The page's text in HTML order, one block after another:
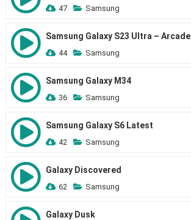
47 Samsung
Samsung Galaxy S23 Ultra – Arcade
44 Samsung
Samsung Galaxy M34
36 Samsung
Samsung Galaxy S6 Latest
42 Samsung
Galaxy Discovered
62 Samsung
Galaxy Dusk